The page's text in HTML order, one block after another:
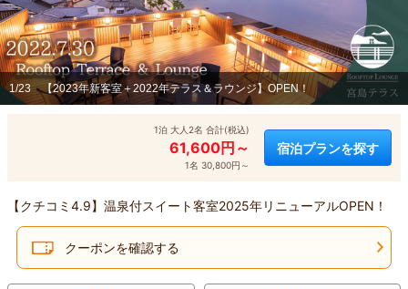
1/23 【2023年新客室＋2022年テラス＆ラウンジ】OPEN！
1泊 大人2名 合計(税込)
61,600円～
1名 30,800円～
宿泊プランを探す
【クチコミ4.9】温泉付スイート客室2025年リニューアルOPEN！
クーポンを確認する